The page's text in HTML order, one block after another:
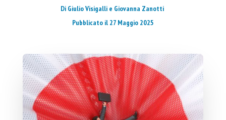
Di Giulio Visigalli e Giovanna Zanotti
Pubblicato il 27 Maggio 2025